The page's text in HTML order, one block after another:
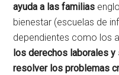
ayuda a las familias
bienestar (escuelas de
dependientes como los
los derechos laborales
resolver los problemas